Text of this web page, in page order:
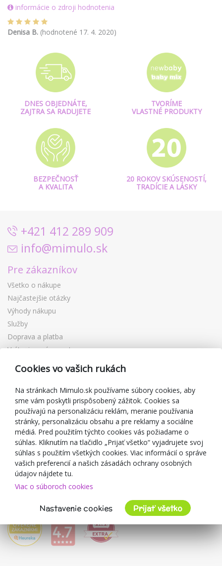
informácie o zdroji hodnotenia
Denisa B. (hodnotené 17. 4. 2020)
DNES OBJEDNÁTE,
ZAJTRA SA RADUJETE
TVORÍME
VLASTNÉ PRODUKTY
BEZPEČNOSŤ
A KVALITA
20 ROKOV SKÚSENOSTÍ,
TRADÍCIE A LÁSKY
+421 412 289 909
info@mimulo.sk
Pre zákazníkov
Všetko o nákupe
Najčastejšie otázky
Výhody nákupu
Služby
Doprava a platba
Vrátenie a výmena tovaru
Reklamácia
Zľavové kupóny
Blog
O predajcovi
Mimulo.sk
Obchodné podmienky
Ochrana osobných údajov GDPR
Kontakty
Spolupracujeme
Cookies vo vašich rukách
Na stránkach Mimulo.sk používame súbory cookies, aby
sme vám poskytli prispôsobený zážitok. Cookies sa
používajú na personalizáciu reklám, meranie používania
stránky, personalizáciu obsahu a pre reklamy a sociálne
médiá. Pred použitím týchto cookies vás požiadame o
súhlas. Kliknutím na tlačidlo „Prijať všetko“ vyjadrujete svoj
súhlas s použitím všetkých cookies. Viac informácií o správe
vašich preferencií a našich zásadách ochrany osobných
údajov nájdete tu.
Viac o súboroch cookies
Nastavenie cookies Prijať všetko